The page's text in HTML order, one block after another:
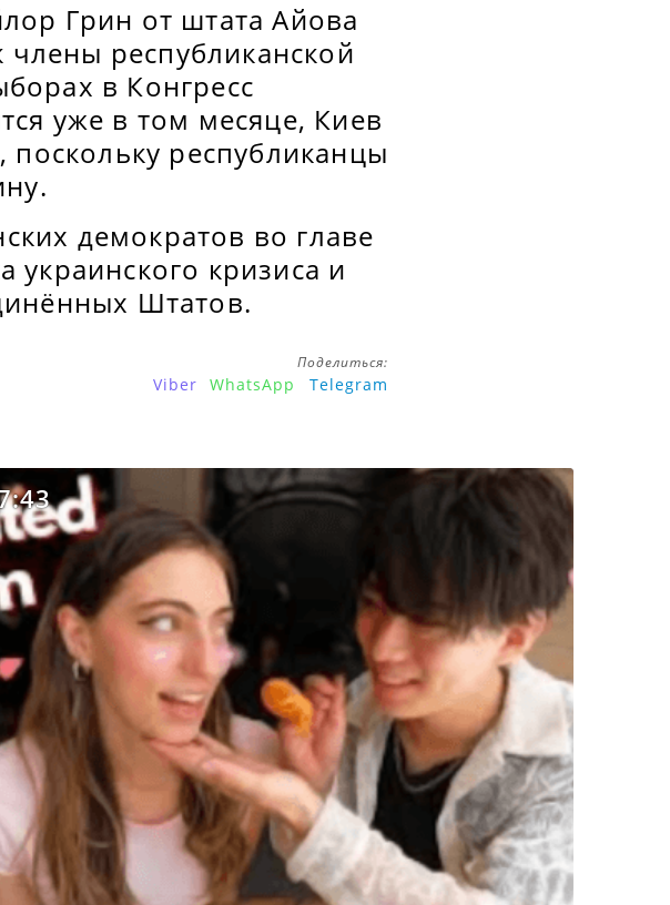
Грин от штата Айова
члены республиканской
в Конгресс
уже в том месяце, Киев
поскольку республиканцы
демократов во главе
кризиса и
Штатов.
Поделиться:
Viber WhatsApp Telegram